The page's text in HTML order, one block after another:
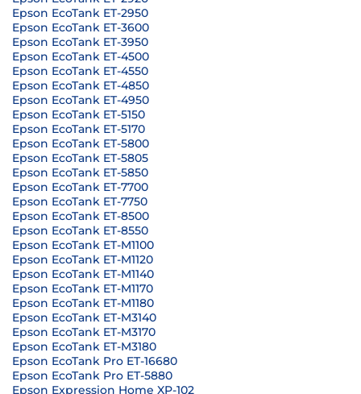
Epson EcoTank ET-2950
Epson EcoTank ET-3600
Epson EcoTank ET-3950
Epson EcoTank ET-4500
Epson EcoTank ET-4550
Epson EcoTank ET-4850
Epson EcoTank ET-4950
Epson EcoTank ET-5150
Epson EcoTank ET-5170
Epson EcoTank ET-5800
Epson EcoTank ET-5805
Epson EcoTank ET-5850
Epson EcoTank ET-7700
Epson EcoTank ET-7750
Epson EcoTank ET-8500
Epson EcoTank ET-8550
Epson EcoTank ET-M1100
Epson EcoTank ET-M1120
Epson EcoTank ET-M1140
Epson EcoTank ET-M1170
Epson EcoTank ET-M1180
Epson EcoTank ET-M3140
Epson EcoTank ET-M3170
Epson EcoTank ET-M3180
Epson EcoTank Pro ET-16680
Epson EcoTank Pro ET-5880
Epson Expression Home XP-102